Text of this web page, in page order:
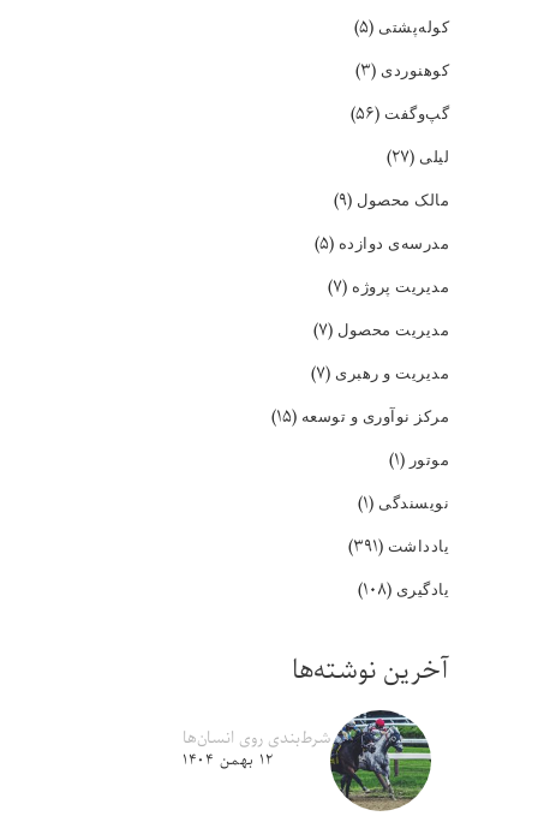
کوله‌پشتی (۵)
کوهنوردی (۳)
گپ‌و‌گفت (۵۶)
لیلی (۲۷)
مالک محصول (۹)
مدرسه‌ی دوازده (۵)
مدیریت پروژه (۷)
مدیریت محصول (۷)
مدیریت و رهبری (۷)
مرکز نوآوری و توسعه (۱۵)
موتور (۱)
نویسندگی (۱)
یادداشت (۳۹۱)
یادگیری (۱۰۸)
آخرین نوشته‌ها
شرط‌بندی روی انسان‌ها
۱۲ بهمن ۱۴۰۴